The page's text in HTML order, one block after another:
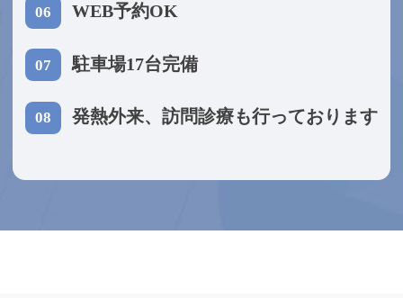
06 WEB予約OK
07 駐車場17台完備
08 発熱外来、訪問診療も行っております